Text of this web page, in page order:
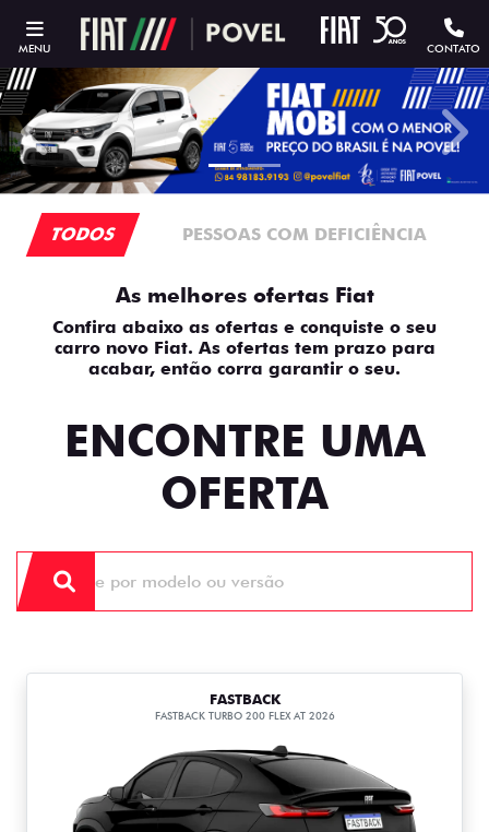
MENU CONTATO
templates.template-
TODOS PESSOAS COM DEFICIÊNCIA
As melhores ofertas Fiat
Confira abaixo as ofertas e conquiste o seu
carro novo Fiat. As ofertas tem prazo para
acabar, então corra garantir o seu.
ENCONTRE UMA
OFERTA
FASTBACK
FASTBACK TURBO 200 FLEX AT 2026